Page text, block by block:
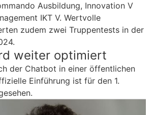
Ausbildung, Innovation V
IKT V. Wertvolle
zudem zwei Truppentests in der
weiter optimiert
der Chatbot in einer öffentlichen
Einführung ist für den 1.